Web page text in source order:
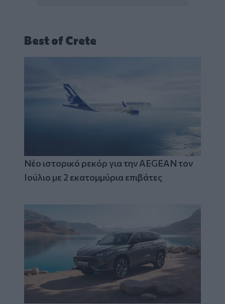
Best of Crete
Νέο ιστορικό ρεκόρ για την AEGEAN τον
Ιούλιο με 2 εκατομμύρια επιβάτες